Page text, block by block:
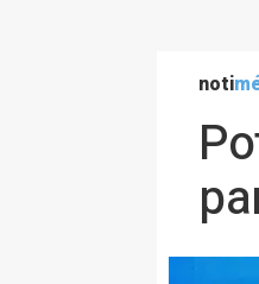
noti